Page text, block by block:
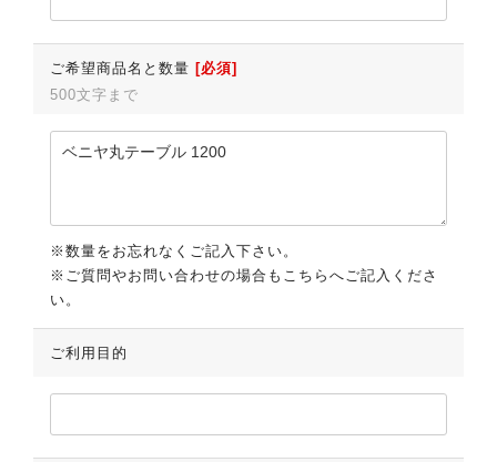
ご希望商品名と数量 [必須]
500文字まで
※数量をお忘れなくご記入下さい。
※ご質問やお問い合わせの場合もこちらへご記入くださ
い。
ご利用目的